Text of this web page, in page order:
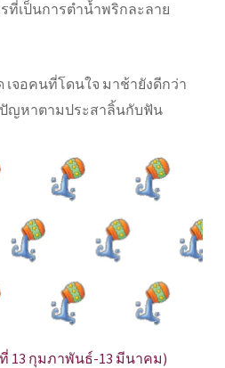
ที่เป็นการตำน้ำพริกละลาย
เจอคนที่โดนใจ มาช้ายังดีกว่า
ญหาตามประสาลิ้นกับฟัน
13 กุมภาพันธ์-13 มีนาคม)